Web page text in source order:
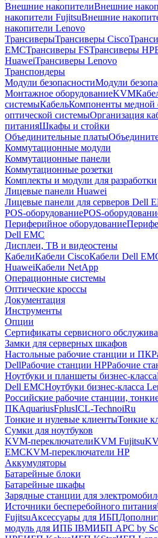
Внешние накопителиВнешние
накопители FujitsuВнешние
накопители Lenovo
ТрансиверыТрансиверы Cisco
EMCТрансиверы FSТрансиверы
HuaweiТрансиверы Lenovo
Транспондеры
Модули безопасностиМодули
Монтажное оборудованиеKVM
системыКабельКомпоненты медной
оптической системыОрганизация
питанияШкафы и стойки
Объединительные платы
Коммутационные модули
Коммутационные панели
Коммутационные розетки
Комплекты и модули для разработки
Лицевые панели Huawei
Лицевые панели для серверов Dell
POS-оборудованиеPOS-
Периферийное оборудование
Dell EMC
Дисплеи, ТВ и видеостены
КабелиКабели CiscoКабели Dell
HuaweiКабели NetApp
Операционные системы
Оптические кроссы
Документация
Инструменты
Опции
Сертификаты сервисного
Замки для серверных шкафов
Настольные рабочие станции и ПК
DellРабочие станции HPРабочие
Ноутбуки и планшеты бизнес-класса
Dell EMCНоутбуки бизнес-класса
Российские рабочие станции,
ПКAquariusFplusICL-TechnoiRu
Тонкие и нулевые клиентыТонкие
Сумки для ноутбуков
KVM-переключателиKVM Fujitsu
EMCKVM-переключатели HP
Аккумуляторы
Батарейные блоки
Батарейные шкафы
Зарядные станции для
Источники бесперебойного питания
FujitsuАксессуары для ИБП
модуль для ИПБ IBMИБП APC by